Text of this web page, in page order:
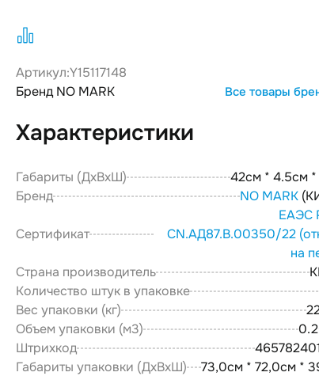
Артикул:Y15117148
Бренд NO MARK
Все товары
Характеристики
Габариты (ДxВxШ)
42см * 4.5см
Бренд
NO MARK
Сертификат
ЕАЭС
CN.АД87.В.00350/22
на
Страна производитель
Количество штук в упаковке
Вес упаковки (кг)
Объем упаковки (м3)
Штрихкод
Габариты упаковки (ДxВxШ)
73,0см * 72,0см *